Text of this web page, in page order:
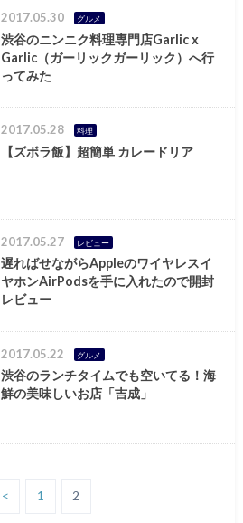
2017.05.30 グルメ
渋谷のニンニク料理専門店Garlic x
Garlic（ガーリックガーリック）へ行
ってみた
2017.05.28 料理
【ズボラ飯】超簡単 カレードリア
2017.05.27 レビュー
遅ればせながらAppleのワイヤレスイ
ヤホンAirPodsを手に入れたので開封
レビュー
2017.05.22 グルメ
渋谷のランチタイムでも空いてる！海
鮮の美味しいお店「吉成」
< 1 2